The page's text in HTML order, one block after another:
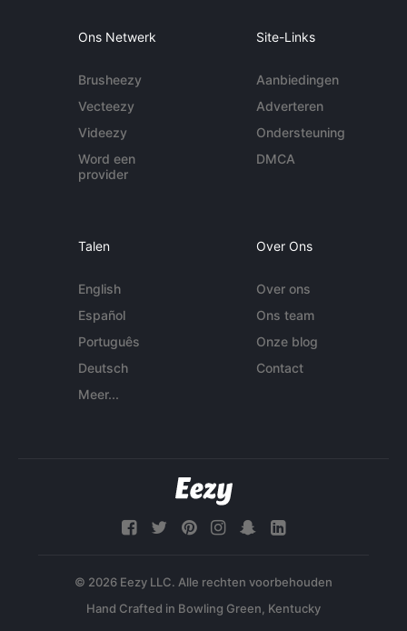
Ons Netwerk
Brusheezy
Vecteezy
Videezy
Word een
provider
Site-Links
Aanbiedingen
Adverteren
Ondersteuning
DMCA
Talen
English
Español
Português
Deutsch
Meer...
Over Ons
Over ons
Ons team
Onze blog
Contact
© 2026 Eezy LLC. Alle rechten voorbehouden